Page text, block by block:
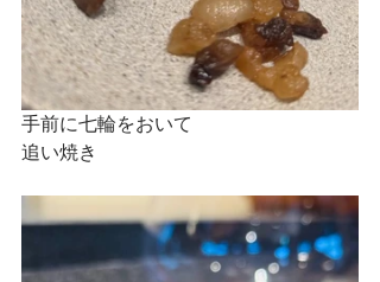
手前に七輪をおいて
追い焼き